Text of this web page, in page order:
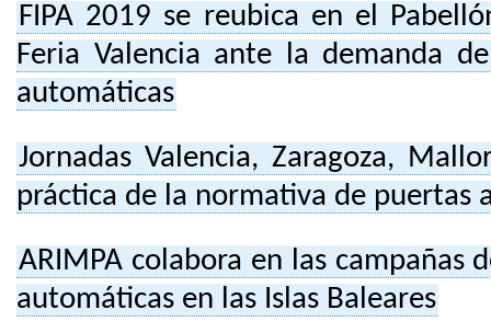
FIPA 2019 se reubica en el
Feria Valencia ante la demanda
automáticas
Jornadas Valencia, Zaragoza,
práctica de la normativa de puertas
ARIMPA colabora en las campañas
automáticas en las Islas Baleares